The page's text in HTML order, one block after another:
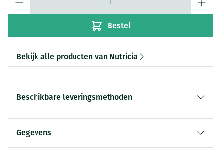
Bestel
Bekijk alle producten van Nutricia
Beschikbare leveringsmethoden
Gegevens